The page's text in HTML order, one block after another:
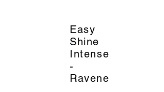
Easy
Shine
Intense
-
Ravene
_